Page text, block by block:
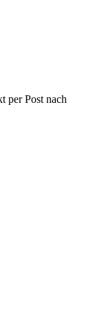
per Post nach